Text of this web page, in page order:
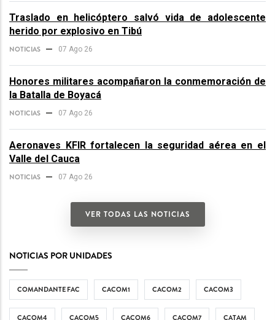
Traslado en helicóptero salvó vida de adolescente
herido por explosivo en Tibú
NOTICIAS 07 Ago 26
Honores militares acompañaron la conmemoración de
la Batalla de Boyacá
NOTICIAS 07 Ago 26
Aeronaves KFIR fortalecen la seguridad aérea en el
Valle del Cauca
NOTICIAS 07 Ago 26
VER TODAS LAS NOTICIAS
NOTICIAS POR UNIDADES
COMANDANTE FAC CACOM1 CACOM2 CACOM3
CACOM4 CACOM5 CACOM6 CACOM7 CATAM